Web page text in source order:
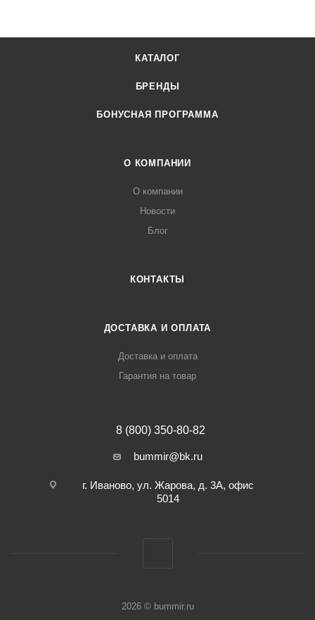
КАТАЛОГ
БРЕНДЫ
БОНУСНАЯ ПРОГРАММА
О КОМПАНИИ
О компании
Новости
Блог
КОНТАКТЫ
ДОСТАВКА И ОПЛАТА
Доставка и оплата
Гарантия на товар
8 (800) 350-80-82
bummir@bk.ru
г. Иваново, ул. Жарова, д. 3А, офис
5014
2026 © bummir.ru